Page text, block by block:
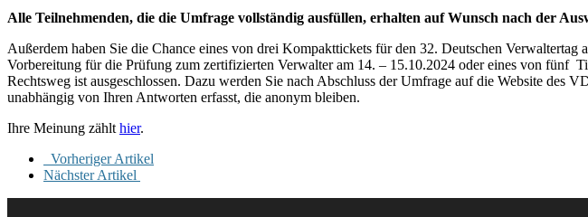
Alle Teilnehmenden, die die Umfrage vollständig ausfüllen, erhalten auf Wunsch nach der
Außerdem haben Sie die Chance eines von drei Kompakttickets für den 32. Deutschen
Vorbereitung für die Prüfung zum zertifizierten Verwalter am 14. – 15.10.2024 oder eines von
Rechtsweg ist ausgeschlossen. Dazu werden Sie nach Abschluss der Umfrage auf die Website
unabhängig von Ihren Antworten erfasst, die anonym bleiben.
Ihre Meinung zählt hier.
Vorheriger Artikel
Nächster Artikel